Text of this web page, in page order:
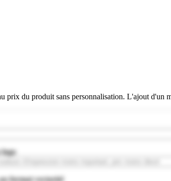
prix du produit sans personnalisation. L'ajout d'un
logo